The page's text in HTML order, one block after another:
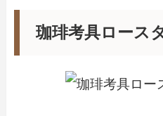
珈琲考具ロース